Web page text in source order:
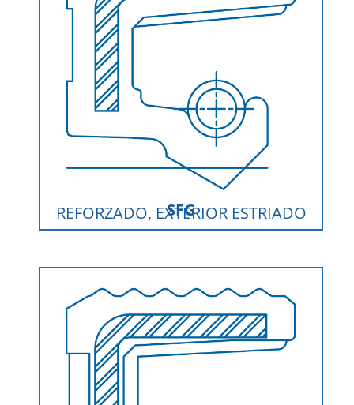
SFG
REFORZADO, EXTERIOR ESTRIADO